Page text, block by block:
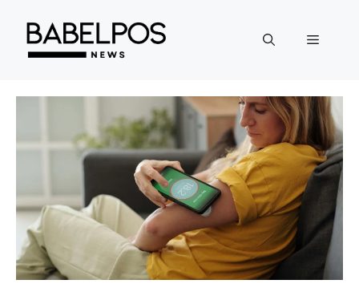
Menu